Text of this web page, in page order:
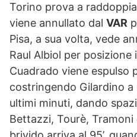
Torino prova a
viene annullato dal VAR
Pisa, a sua volta, vede
Raul Albiol per
Cuadrado viene espulso
costringendo Gilardino
ultimi minuti, dando
Bettazzi, Tourè, Tramoni